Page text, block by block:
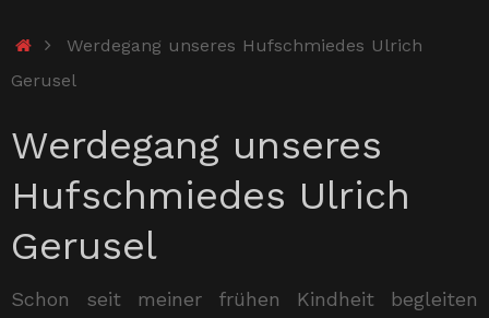
StartWerdegang unseres Hufschmiedes Ulrich
Gerusel
Werdegang unseres
Hufschmiedes Ulrich
Gerusel
Schon seit meiner frühen Kindheit begleiten